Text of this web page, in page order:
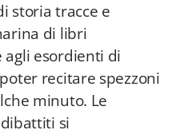
storia tracce e
di libri
esordienti di
recitare spezzoni
minuto. Le
si